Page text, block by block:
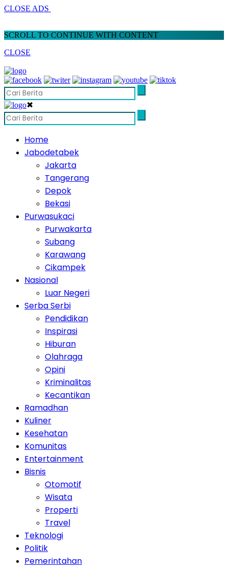
CLOSE ADS
SCROLL TO CONTINUE WITH CONTENT
CLOSE
✖
Home
Jabodetabek
Jakarta
Tangerang
Depok
Bekasi
Purwasukaci
Purwakarta
Subang
Karawang
Cikampek
Nasional
Luar Negeri
Serba Serbi
Pendidikan
Inspirasi
Hiburan
Olahraga
Opini
Kriminalitas
Kecantikan
Ramadhan
Kuliner
Kesehatan
Komunitas
Entertainment
Bisnis
Otomotif
Wisata
Properti
Travel
Teknologi
Politik
Pemerintahan